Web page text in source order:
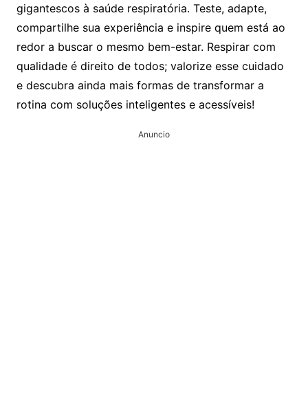
gigantescos à saúde respiratória. Teste, adapte,
compartilhe sua experiência e inspire quem está ao
redor a buscar o mesmo bem-estar. Respirar com
qualidade é direito de todos; valorize esse cuidado
e descubra ainda mais formas de transformar a
rotina com soluções inteligentes e acessíveis!
Anuncio